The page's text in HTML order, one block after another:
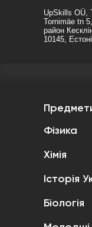
UpSkills OÜ,
Tornimäe tn
район
10145,
Фізика
Хімія
Історія
Біологія